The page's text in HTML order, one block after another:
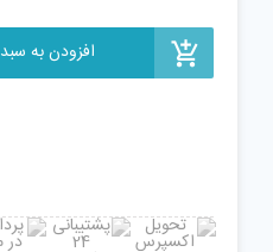
افزودن به سبد